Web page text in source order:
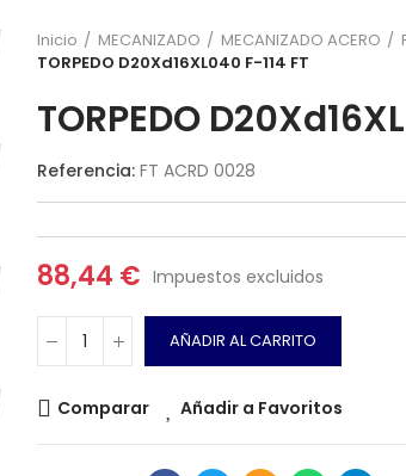
Inicio MECANIZADO MECANIZADO ACERO
TORPEDO D20Xd16XL040 F-114 FT
TORPEDO
Referencia: FT ACRD 0028
88,44 € Impuestos excluidos
AÑADIR AL CARRITO
Comparar Añadir a Favoritos